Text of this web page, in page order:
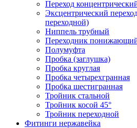
Переход
Эксцентрический
переходной)
Ниппель трубный
Переходник
Полумуфта
Пробка (заглушка)
Пробка круглая
Пробка четырехгранная
Пробка шестигранная
Тройник стальной
Тройник косой 45°
Тройник переходной
Фитинги нержавейка